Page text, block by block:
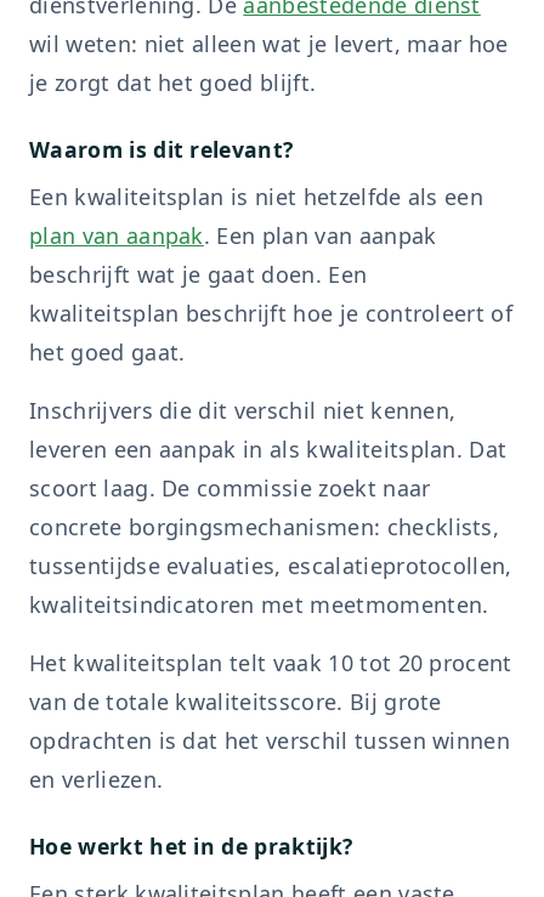
wil weten: niet alleen wat je levert, maar hoe
je zorgt dat het goed blijft.
Waarom is dit relevant?
Een kwaliteitsplan is niet hetzelfde als een
plan van aanpak. Een plan van aanpak
beschrijft wat je gaat doen. Een
kwaliteitsplan beschrijft hoe je controleert of
het goed gaat.
Inschrijvers die dit verschil niet kennen,
leveren een aanpak in als kwaliteitsplan. Dat
scoort laag. De commissie zoekt naar
concrete borgingsmechanismen: checklists,
tussentijdse evaluaties, escalatieprotocollen,
kwaliteitsindicatoren met meetmomenten.
Het kwaliteitsplan telt vaak 10 tot 20 procent
van de totale kwaliteitsscore. Bij grote
opdrachten is dat het verschil tussen winnen
en verliezen.
Hoe werkt het in de praktijk?